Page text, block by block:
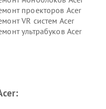
проекторов Acer
VR систем Acer
ультрабуков Acer